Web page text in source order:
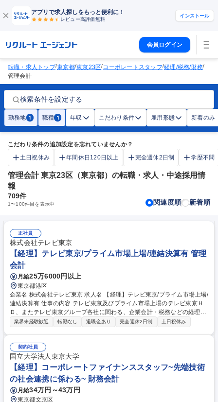
アプリで求人探しをもっと便利に！
レビュー高評価無料
インストール
会員ログイン
転職・求人トップ/東京都/東京23区/コーポレートスタッフ/経理/税務/財務/
管理会計
検索条件を設定する
勤務地 1 職種 1 年収 こだわり条件 雇用形態 新着のみ
こだわり条件の追加設定を忘れていませんか？
土日祝休み
年間休日120日以上 完全週休2日制 学歴不問
管理会計 東京23区（東京都）の転職・求人・中途採用情
報
709件
1〜100件目を表示中 関連度順 新着順
正社員
株式会社テレビ東京
【経理】テレビ東京/プライム市場上場/連結決算有 管理
会計
月給25万6000円以上
東京都港区
企業名 株式会社テレビ東京 求人名 【経理】テレビ東京/プライム市場上場/
連結決算有 仕事の内容 テレビ東京及びプライム市場上場のテレビ東京Ｈ
Ｄ、またテレビ東京グループ各社に関わる、企業会計・税務などの経理業
務全般を担当していただきます。 ≪具体的な仕事内容≫●入金・支払い等
プライム市場上場企業で会計・税務を経験できる ●幅広い業務を経験でき
るためキャリアアップにつながる ◎経験のない分野も挑戦可能。OJT形式
でしっかりフォローしますのでご安心ください。 募集職種 【経理】テレ
ビ東京/プライム市場上場/連結決算有
業界未経験歓迎 転勤なし 退職金あり 完全週休2日制 土日祝休み
契約社員
国立大学法人東京大学
【経理】コーポレートファイナンススタッフ~先端技術
の社会連携に係わる~ 財務会計
月給34万円～43万円
東京都文京区